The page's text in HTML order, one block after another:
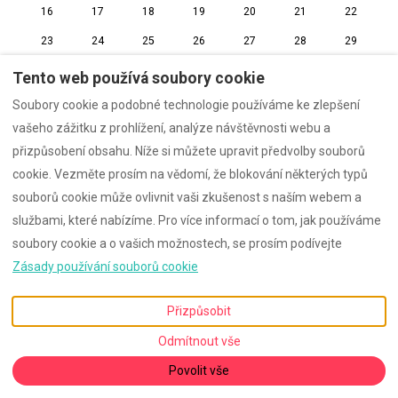
16 17 18 19 20 21 22
23 24 25 26 27 28 29
30 1 3
Czech EUR
PF 109065, Rostock,
Mecklenburg-Vorpommern,
Německo 18013.
E-mail:
© 2026
Mecklenburg
Všechna práva vyhrazena
Powered by Lodgify
Tento web používá soubory cookie
Soubory cookie a podobné technologie používáme ke zlepšení
vašeho zážitku z prohlížení, analýze návštěvnosti webu a
přizpůsobení obsahu. Níže si můžete upravit předvolby souborů
cookie. Vezměte prosím na vědomí, že blokování některých typů
souborů cookie může ovlivnit vaši zkušenost s naším webem a
službami, které nabízíme. Pro více informací o tom, jak používáme
soubory cookie a o vašich možnostech, se prosím podívejte
Zásady používání souborů cookie
Přizpůsobit
Odmítnout vše
Povolit vše